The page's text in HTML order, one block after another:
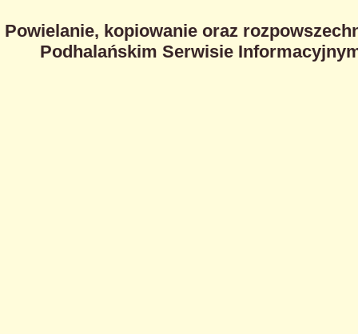
Powielanie, kopiowanie oraz
Podhalańskim Serwisie